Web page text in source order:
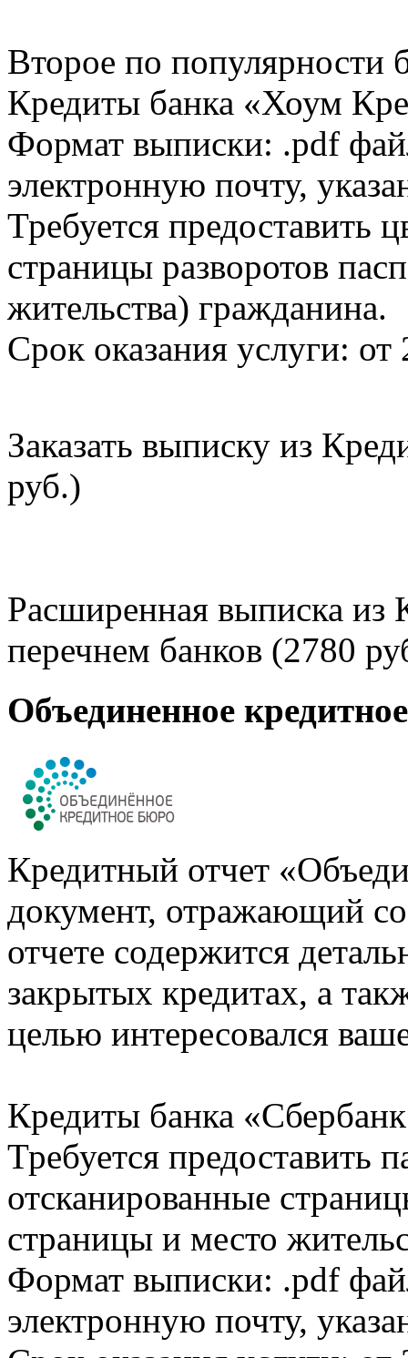
Второе по популярности
Кредиты банка «Хоум
Формат выписки: .pdf
электронную почту,
Требуется предоставить
страницы разворотов
жительства) гражданина.
Срок оказания услуги: от
Заказать выписку из
руб.)
Расширенная выписка из
перечнем банков (2780
Объединенное
Кредитный отчет
документ, отражающий
отчете содержится
закрытых кредитах, а
целью интересовался
Кредиты банка
Требуется предоставить
отсканированные
страницы и место
Формат выписки: .pdf
электронную почту,